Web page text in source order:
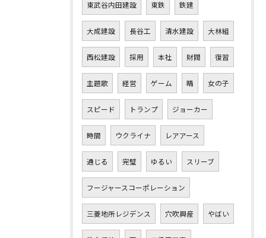
東武谷内田建設 東鉄 鉄建
大成建設 長谷工 清水建設 大林組
西松建設 採用 本社 財閥 復習
主題歌 経営 ゲーム 晴 女の子
スピード トランプ ジョーカー
時間 ウクライナ レアアース
通じる 完璧 ゆるい スリーブ
フージャースコーポレーション
三菱地所レジデンス 穴吹興産 やばい